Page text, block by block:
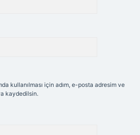
kullanılması için adım, e-posta adresim ve
kaydedilsin.